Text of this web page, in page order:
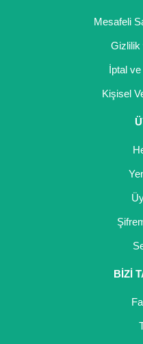
Mesafeli
Gizlilik
İptal ve
Kişisel
BİZİ